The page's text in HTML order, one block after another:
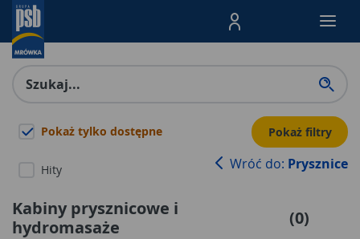
Menu Produktów,
Pokaż tylko dostępne
Hity
Pokaż filtry
Wróć do: Prysznice
Kabiny prysznicowe i
hydromasaże
(0)